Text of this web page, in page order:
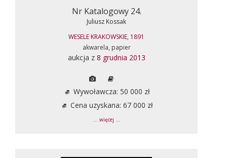
Nr Katalogowy 24.
Juliusz Kossak
WESELE KRAKOWSKIE, 1891
akwarela, papier
aukcja z 8 grudnia 2013
Wywoławcza: 50 000 zł
Cena uzyskana: 67 000 zł
... więcej ...